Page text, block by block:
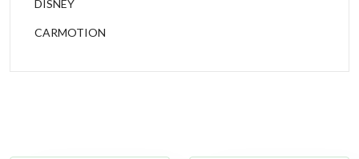
DISNEY
CARMOTION